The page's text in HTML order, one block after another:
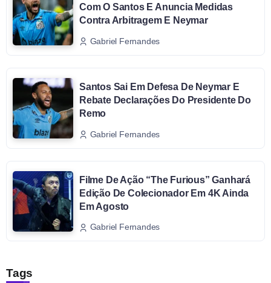
Com O Santos E Anuncia Medidas
Contra Arbitragem E Neymar
Gabriel Fernandes
Santos Sai Em Defesa De Neymar E
Rebate Declarações Do Presidente Do
Remo
Gabriel Fernandes
Filme De Ação “The Furious” Ganhará
Edição De Colecionador Em 4K Ainda
Em Agosto
Gabriel Fernandes
Tags